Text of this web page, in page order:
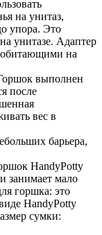
на унитаз,
упора. Это
унитазе. Адаптер
обитающими на
выполнен
после
вес в
барьера,
HandyPotty
занимает мало
горшка: это
HandyPotty
сумки: